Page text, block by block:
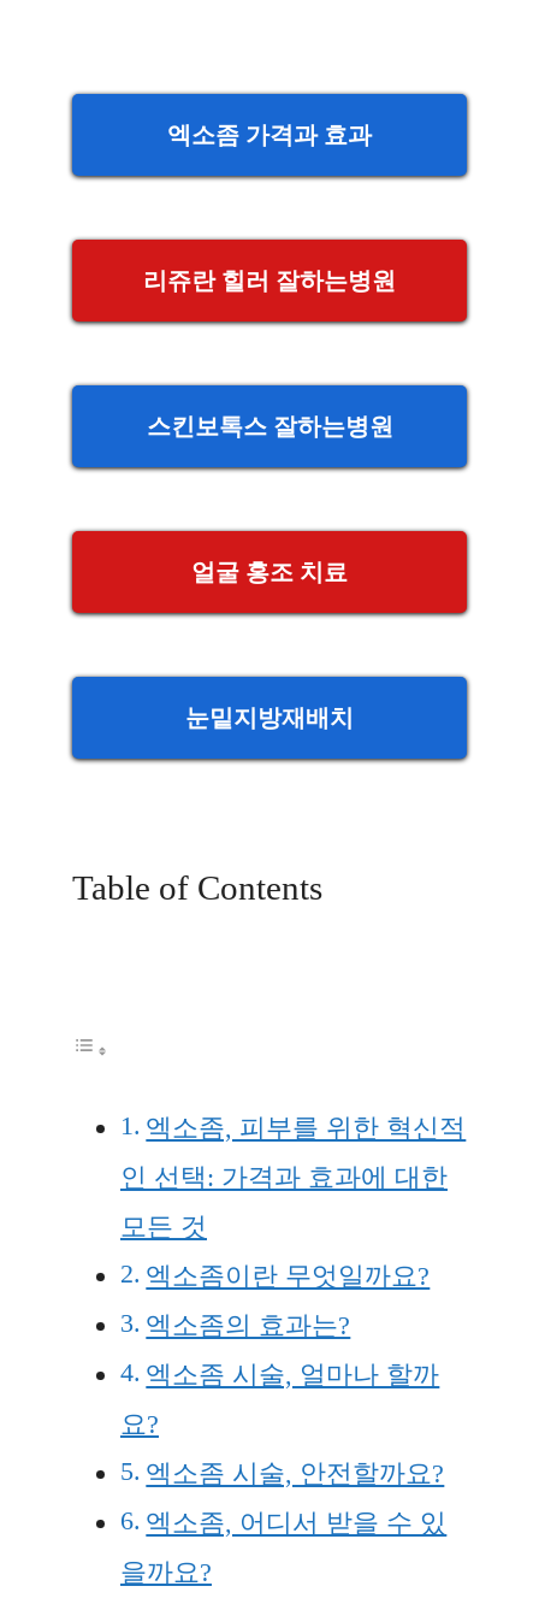
엑소좀 가격과 효과
리쥬란 힐러 잘하는병원
스킨보톡스 잘하는병원
얼굴 홍조 치료
눈밑지방재배치
Table of Contents
엑소좀, 피부를 위한 혁신적
인 선택: 가격과 효과에 대한
모든 것
엑소좀이란 무엇일까요?
엑소좀의 효과는?
엑소좀 시술, 얼마나 할까
요?
엑소좀 시술, 안전할까요?
엑소좀, 어디서 받을 수 있
을까요?